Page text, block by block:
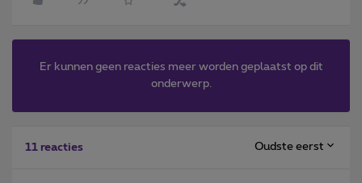
Er kunnen geen reacties meer worden geplaatst op dit
onderwerp.
11 reacties Oudste eerst